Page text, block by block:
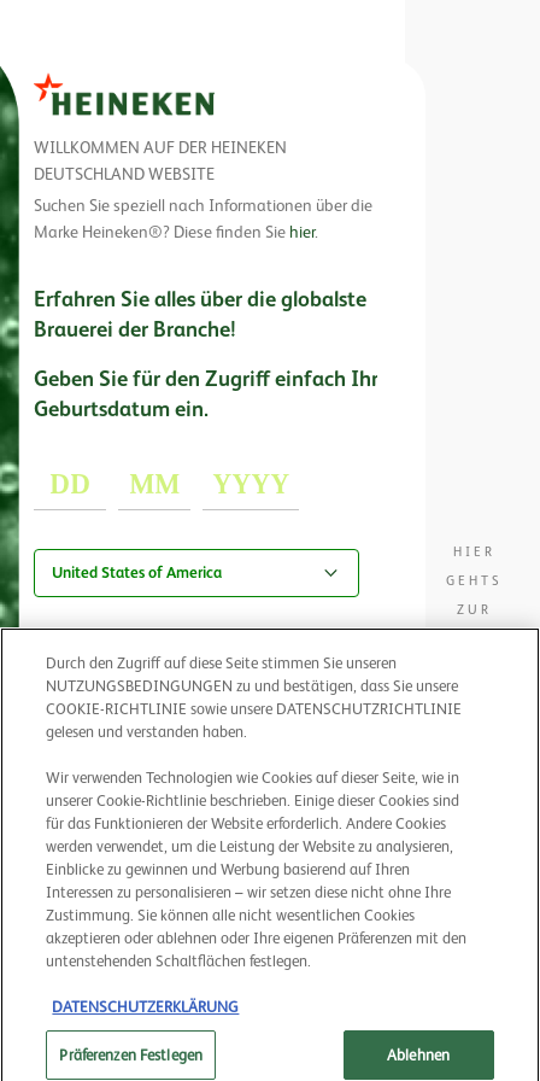
Skip
to
main
content
WILLKOMMEN AUF DER HEINEKEN
DEUTSCHLAND WEBSITE
Suchen Sie speziell nach Informationen über die
Marke Heineken®? Diese finden Sie hier.
Erfahren Sie alles über die globalste
Brauerei der Branche!
Geben Sie für den Zugriff einfach Ihr
Geburtsdatum ein.
Day Month Year
Country
United States of America
Remember me
Ändern Sie Ihre Cookie-Einstellungen
Sie können unsere Datenschutzerklärunghiereinsehen.
Cookie
data
HIER
GEHTS
ZUR
Durch den Zugriff auf diese Seite stimmen Sie unseren
NUTZUNGSBEDINGUNGEN zu und bestätigen, dass Sie unsere
COOKIE-RICHTLINIE sowie unsere DATENSCHUTZRICHTLINIE
gelesen und verstanden haben.
Wir verwenden Technologien wie Cookies auf dieser Seite, wie in
unserer Cookie-Richtlinie beschrieben. Einige dieser Cookies sind
für das Funktionieren der Website erforderlich. Andere Cookies
werden verwendet, um die Leistung der Website zu analysieren,
Einblicke zu gewinnen und Werbung basierend auf Ihren
Interessen zu personalisieren – wir setzen diese nicht ohne Ihre
Zustimmung. Sie können alle nicht wesentlichen Cookies
akzeptieren oder ablehnen oder Ihre eigenen Präferenzen mit den
untenstehenden Schaltflächen festlegen.
DATENSCHUTZERKLÄRUNG
Präferenzen Festlegen Ablehnen